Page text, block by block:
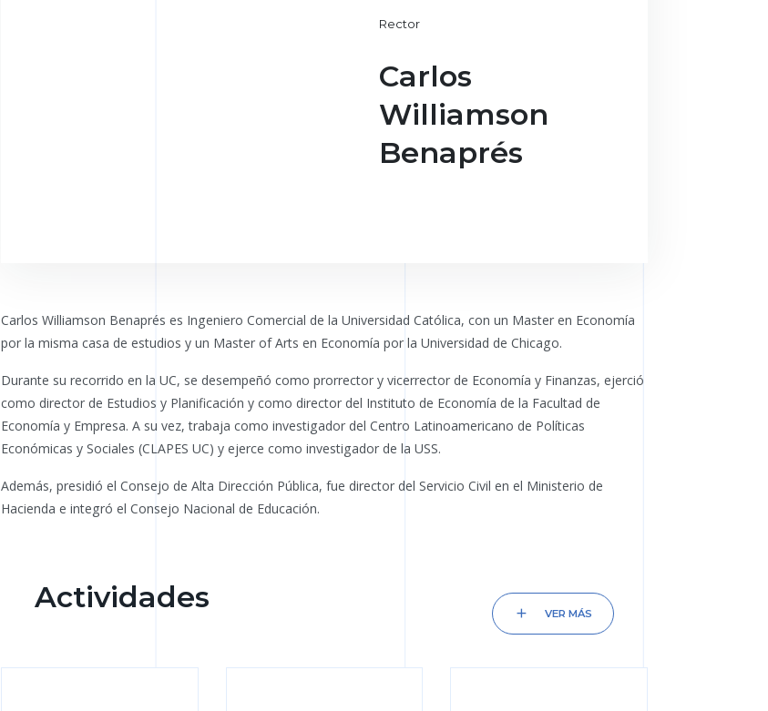
Rector
Carlos
Williamson
Benaprés
Carlos Williamson Benaprés es Ingeniero Comercial de la Universidad Católica, con un Master en Economía
por la misma casa de estudios y un Master of Arts en Economía por la Universidad de Chicago.
Durante su recorrido en la UC, se desempeñó como prorrector y vicerrector de Economía y Finanzas, ejerció
como director de Estudios y Planificación y como director del Instituto de Economía de la Facultad de
Economía y Empresa. A su vez, trabaja como investigador del Centro Latinoamericano de Políticas
Económicas y Sociales (CLAPES UC) y ejerce como investigador de la USS.
Además, presidió el Consejo de Alta Dirección Pública, fue director del Servicio Civil en el Ministerio de
Hacienda e integró el Consejo Nacional de Educación.
Actividades add VER MÁS